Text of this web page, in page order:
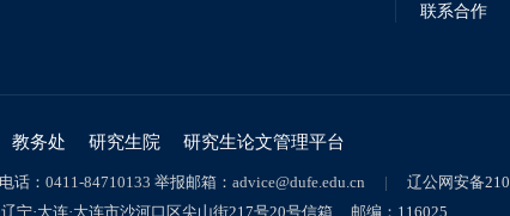
联系合作
教务处 研究生院 研究生论文管理平台
话： 0411-84710133 举报邮箱： advice@dufe.edu.cn |
辽公网安备
宁·大连·大连市沙河口区尖山街217号20号信箱 邮编：116025